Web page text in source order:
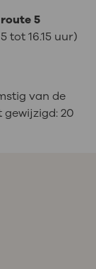
5
tot 16.15 uur)
van de
gewijzigd:20